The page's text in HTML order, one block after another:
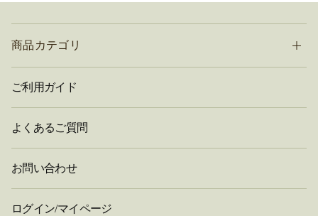
商品カテゴリ
ご利用ガイド
よくあるご質問
お問い合わせ
ログイン/マイページ